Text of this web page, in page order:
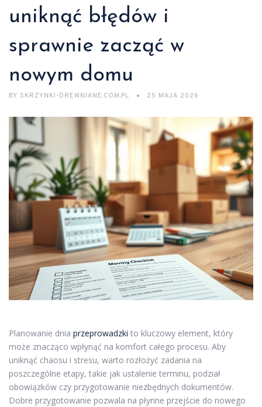
uniknąć błędów i
sprawnie zacząć w
nowym domu
BY SKRZYNKI-DREWNIANE.COM.PL 25 MAJA 2026
Planowanie dnia przeprowadzki to kluczowy element, który
może znacząco wpłynąć na komfort całego procesu. Aby
uniknąć chaosu i stresu, warto rozłożyć zadania na
poszczególne etapy, takie jak ustalenie terminu, podział
obowiązków czy przygotowanie niezbędnych dokumentów.
Dobre przygotowanie pozwala na płynne przejście do nowego